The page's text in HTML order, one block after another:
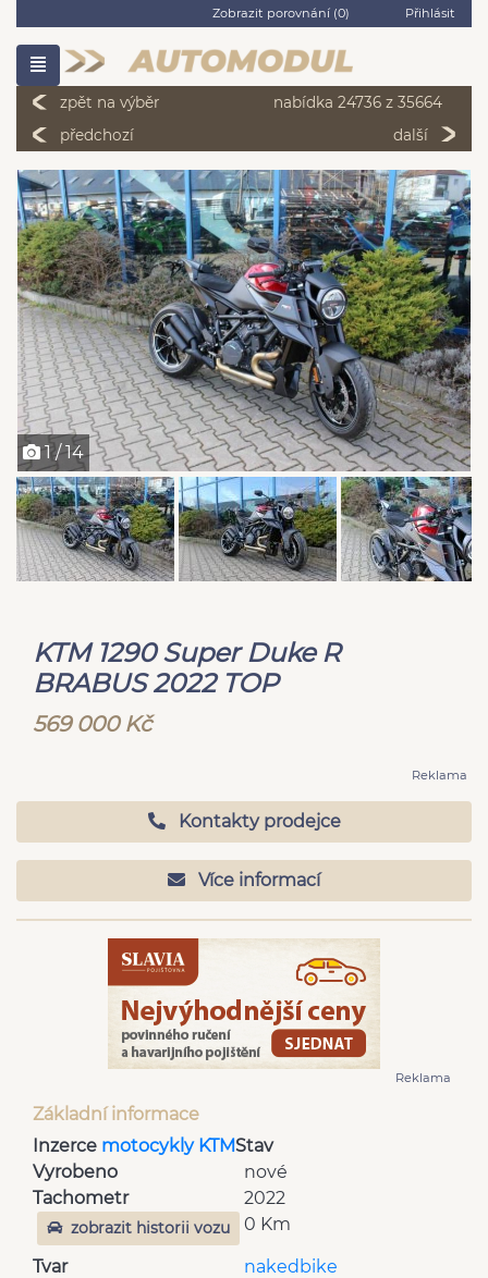
Zobrazit porovnání (0) Přihlásit
zpět na výběr
nabídka 24736 z 35664
předchozí
další
1 / 14
KTM 1290 Super Duke R
BRABUS 2022 TOP
569 000 Kč
Reklama
Kontakty prodejce
Více informací
Reklama
Základní informace
Inzerce motocykly KTMStav
nové
Vyrobeno
2022
Tachometr
0 Km
zobrazit historii vozu
Tvar
nakedbike